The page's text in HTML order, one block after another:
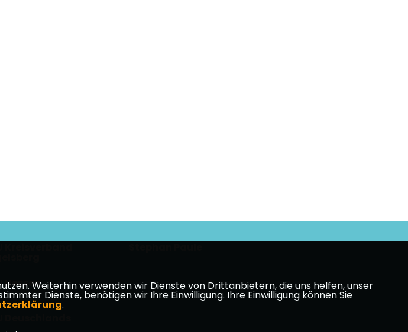
HessenWeiterhin verwenden wir Dienste von Drittanbietern, die uns helfen, unser
Dienste, benötigen wir Ihre Einwilligung. Ihre Einwilligung können Sie
.